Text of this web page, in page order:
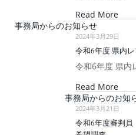
Read More
事務局からのお知らせ
2024年3月29日
令和6年度 県内
令和6年度 県内
Read More
事務局からのお知
2024年3月21日
令和6年度審判員